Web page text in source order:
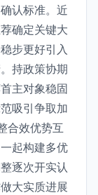
认标准。近
确定关键大
步更好引入
持政策协期
主对象稳固
吸引争取加
合效优势互
起构建多优
逐次开实认
大实质进展